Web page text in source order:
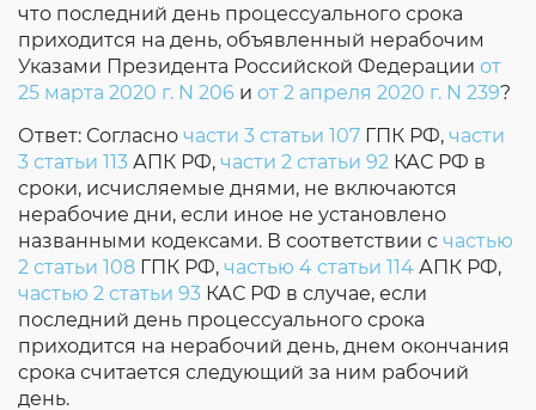
что последний день процессуального срока
приходится на день, объявленный нерабочим
Указами Президента Российской Федерации от
25 марта 2020 г. N 206 и от 2 апреля 2020 г. N 239?
Ответ: Согласно части 3 статьи 107 ГПК РФ, части
3 статьи 113 АПК РФ, части 2 статьи 92 КАС РФ в
сроки, исчисляемые днями, не включаются
нерабочие дни, если иное не установлено
названными кодексами. В соответствии с частью
2 статьи 108 ГПК РФ, частью 4 статьи 114 АПК РФ,
частью 2 статьи 93 КАС РФ в случае, если
последний день процессуального срока
приходится на нерабочий день, днем окончания
срока считается следующий за ним рабочий
день.